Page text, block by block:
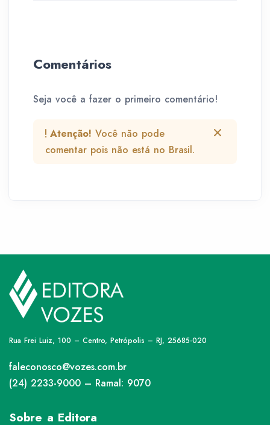
Comentários
Seja você a fazer o primeiro comentário!
Atenção! Você não pode
comentar pois não está no Brasil.
Rua Frei Luiz, 100 – Centro, Petrópolis – RJ, 25685-020
faleconosco@vozes.com.br
(24) 2233-9000 – Ramal: 9070
Sobre a Editora